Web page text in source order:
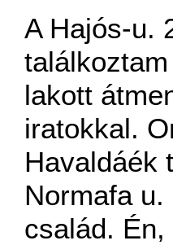
A Hajós-u.
lakott
iratokkal.
Havaldáék
Normafa
család.